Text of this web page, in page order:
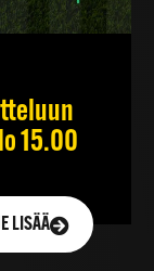
15.00
LISÄÄ